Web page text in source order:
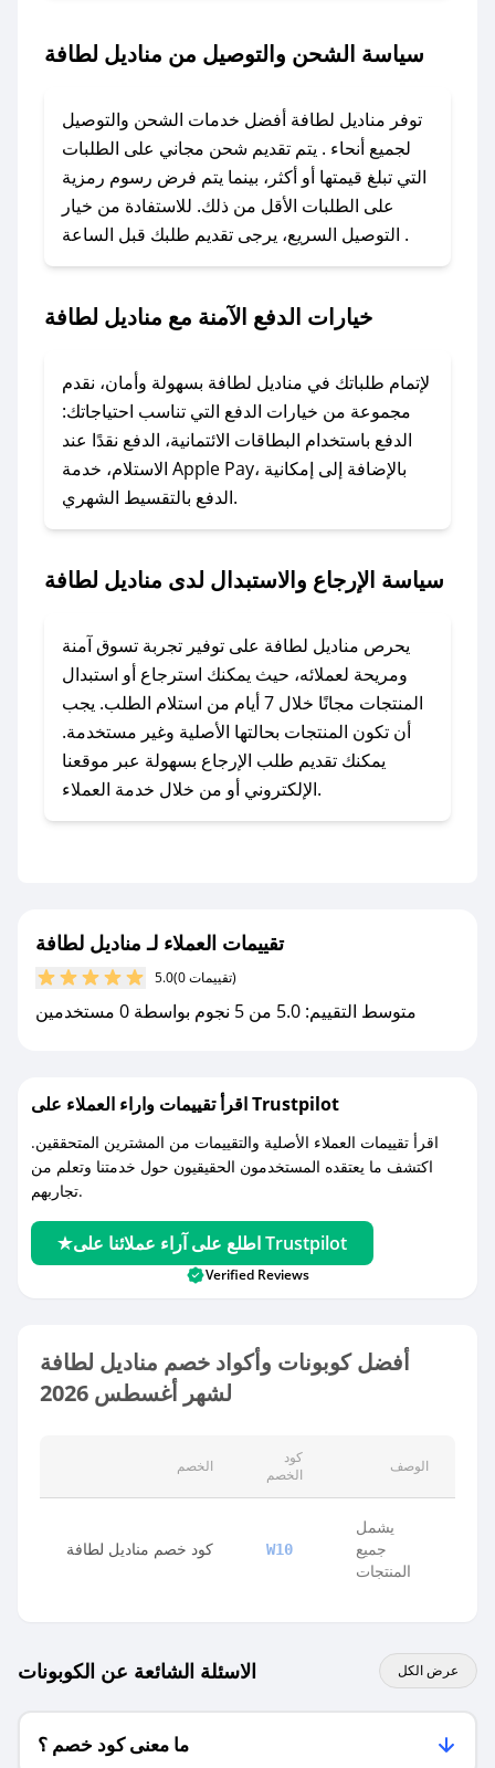
باستخدام تطبيق صحصح، يمكنك العثور بسهولة على
الكوبون، تواصل معنا عبر تويتر أو البريد الإلكتروني
لإضافته بسرعة.
### كيفية استخدام كود خصم مناديل لطافة؟
1. انسخ كود الخصم من تطبيق صحصح.
2. الصقه في خانة الدفع عند التسوق من مناديل
لا تقلق! يمكنك التواصل مع فريق دعم صحصح عبر
الرسائل الخاصة على تويتر أو البريد الإلكتروني،
وسنقوم بحل المشكلة في أسرع وقت ممكن.
### ماذا أفعل إذا لم أجد كود خصم لمتجري
المفضل؟
مراسلتنا مباشرة وسنعمل على توفير الكوبونات في
### كيف تحصل على كوبونات خصم حصرية من
مناديل لطافة؟
للحصول على كوبونات وخصومات حصرية، قم بما
يلي:
- اضغط على أيقونة متابعة لمتجر مناديل لطافة في
جديد.
مع صحصح، تسوق بذكاء ووفّر على كل مشترياتك مع
كوبونات خصم حصرية من مناديل لطافة!
سياسة الشحن والتوصيل من مناديل لطافة
توفر مناديل لطافة أفضل خدمات الشحن والتوصيل
لجميع أنحاء . يتم تقديم شحن مجاني على الطلبات
التي تبلغ قيمتها أو أكثر، بينما يتم فرض رسوم رمزية
على الطلبات الأقل من ذلك. للاستفادة من خيار
التوصيل السريع، يرجى تقديم طلبك قبل الساعة .
خيارات الدفع الآمنة مع مناديل لطافة
لإتمام طلباتك في مناديل لطافة بسهولة وأمان، نقدم
مجموعة من خيارات الدفع التي تناسب احتياجاتك:
الدفع باستخدام البطاقات الائتمانية، الدفع نقدًا عند
الاستلام، خدمة Apple Pay، بالإضافة إلى إمكانية
الدفع بالتقسيط الشهري.
سياسة الإرجاع والاستبدال لدى مناديل لطافة
يحرص مناديل لطافة على توفير تجربة تسوق آمنة
ومريحة لعملائه، حيث يمكنك استرجاع أو استبدال
المنتجات مجانًا خلال 7 أيام من استلام الطلب. يجب
أن تكون المنتجات بحالتها الأصلية وغير مستخدمة.
يمكنك تقديم طلب الإرجاع بسهولة عبر موقعنا
الإلكتروني أو من خلال خدمة العملاء.
تقييمات العملاء لـ مناديل لطافة
5.0 (0 تقييمات)
متوسط التقييم: 5.0 من 5 نجوم بواسطة 0 مستخدمين
اقرأ تقييمات واراء العملاء على Trustpilot
اقرأ تقييمات العملاء الأصلية والتقييمات من المشترين المتحققين.
اكتشف ما يعتقده المستخدمون الحقيقيون حول خدمتنا وتعلم من
تجاربهم.
اطلع على آراء عملائنا على Trustpilot
Verified Reviews
أفضل كوبونات وأكواد خصم مناديل لطافة
لشهر أغسطس 2026
الخصم
كود
الخصم
الوصف
كود خصم مناديل لطافة W10
يشمل
جميع
المنتجات
الاسئلة الشائعة عن الكوبونات عرض الكل
ما معنى كود خصم ؟